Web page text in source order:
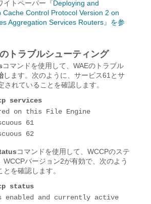
イトペーパー『Deploying and
Control Protocol Version 2 on
Aggregation Services Routers』を参
トラブルシューティング
コマンドを使用して、WAEのトラブル
します。次のように、サービス61とサ
されていることを確認します。
services
on this File Engine
コマンドを使用して、WCCPのステ
WCCPバージョン2が有効で、次のよう
を確認します。
status